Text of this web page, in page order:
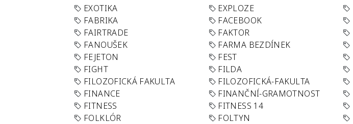
EXOTIKA
EXPLOZE
FABRIKA
FACEBOOK
FAIRTRADE
FAKTOR
FANOUŠEK
FARMA BEZDÍNEK
FEJETON
FEST
FIGHT
FILDA
FILOZOFICKÁ FAKULTA
FILOZOFICKÁ-FAKULTA
FINANCE
FINANČNÍ-GRAMOTNOST
FITNESS
FITNESS 14
FOLKLÓR
FOLTYN